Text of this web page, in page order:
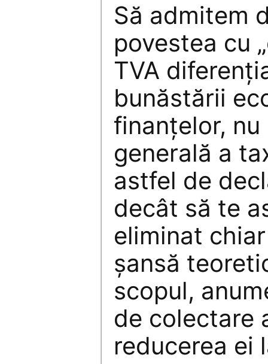
Să admitem
povestea cu
TVA
bunăstării
finanţelor,
generală a
astfel de
decât să te
eliminat
şansă
scopul,
de colectare
reducerea ei